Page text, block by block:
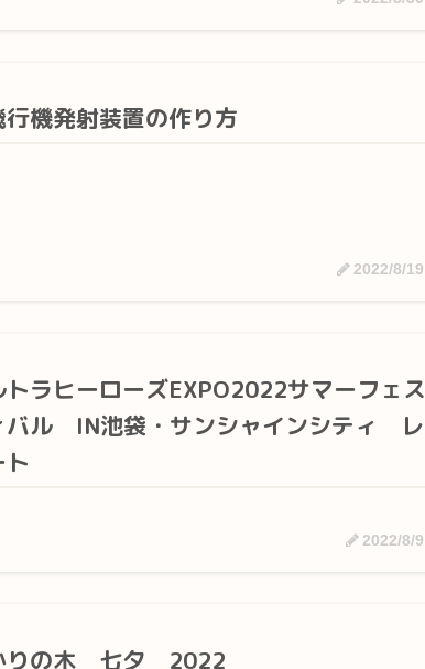
機発射装置の作り方
2022/8/19
ラヒーローズEXPO2022サマーフェス
バル IN池袋・サンシャインシティ レ
2022/8/9
りの木 七夕 2022